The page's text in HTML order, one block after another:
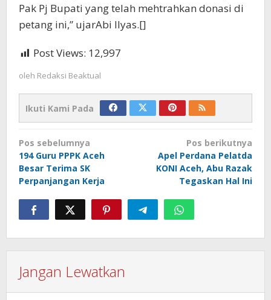
Pak Pj Bupati yang telah mehtrahkan donasi di
petang ini,” ujarAbi Ilyas.[]
Post Views: 12,997
oleh Redaksi Beaktual
Ikuti Kami Pada
Navigasi
pos
Pos sebelumnya
194 Guru PPPK Aceh
Besar Terima SK
Perpanjangan Kerja
Pos berikutnya
Apel Perdana Pelatda
KONI Aceh, Abu Razak
Tegaskan Hal Ini
Jangan Lewatkan